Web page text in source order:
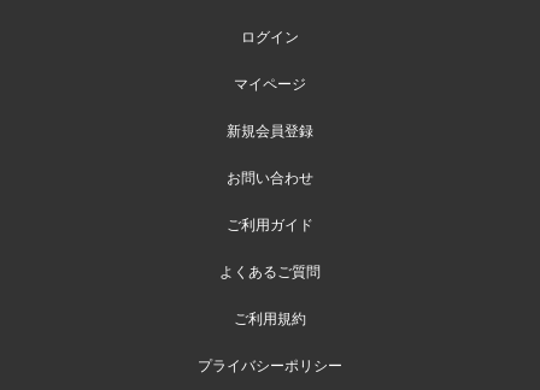
ログイン
マイページ
新規会員登録
お問い合わせ
ご利用ガイド
よくあるご質問
ご利用規約
プライバシーポリシー